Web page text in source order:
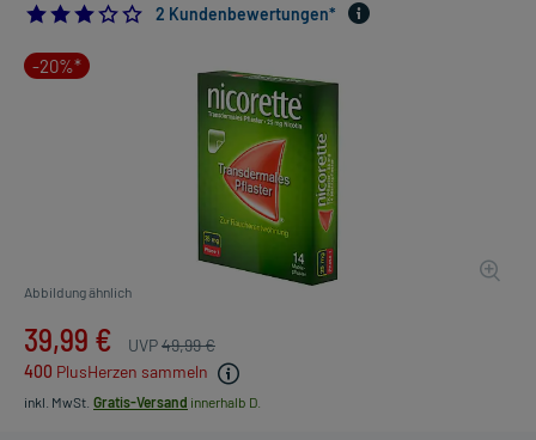
3.0
2 Kundenbewertungen*
-20%*
Abbildung ähnlich
39,99 € UVP49,99 €
400 PlusHerzen sammeln
inkl. MwSt. Gratis-Versand innerhalb D.